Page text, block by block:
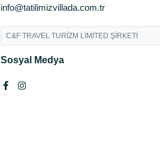
info@tatilimizvillada.com.tr
C&F TRAVEL TURİZM LİMİTED ŞİRKETİ
Sosyal Medya